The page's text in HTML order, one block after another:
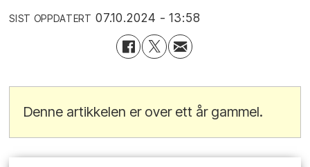
SIST OPPDATERT 07.10.2024 - 13:58
Denne artikkelen er over ett år gammel.